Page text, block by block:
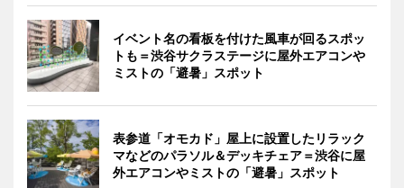
イベント名の看板を付けた風車が回るスポッ
トも＝渋谷サクラステージに屋外エアコンや
ミストの「避暑」スポット
表参道「オモカド」屋上に設置したリラック
マなどのパラソル＆デッキチェア＝渋谷に屋
外エアコンやミストの「避暑」スポット